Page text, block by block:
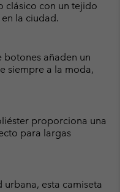
clásico con un tejido
la ciudad.
botones añaden un
siempre a la moda,
proporciona una
para largas
esta camiseta